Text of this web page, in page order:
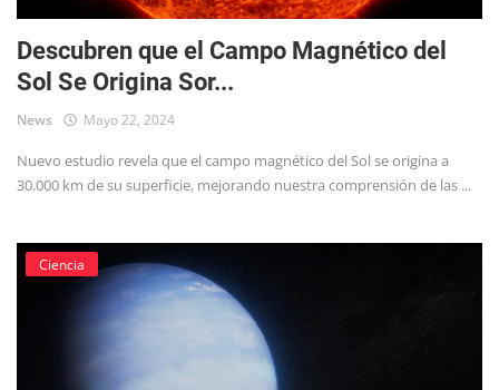
Descubren que el Campo Magnético del
Sol Se Origina Sor...
News Mayo 22, 2024
Nuevo estudio revela que el campo magnético del Sol se origina a
30.000 km de su superficie, mejorando nuestra comprensión de las ...
Ciencia